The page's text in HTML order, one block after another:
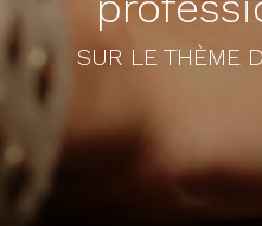
SUR LE THÈME